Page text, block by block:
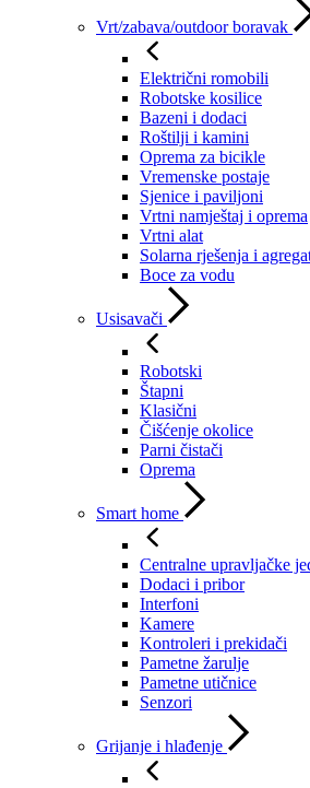
Vrt/zabava/outdoor boravak
Električni romobili
Robotske kosilice
Bazeni i dodaci
Roštilji i kamini
Oprema za bicikle
Vremenske postaje
Sjenice i paviljoni
Vrtni namještaj i oprema
Vrtni alat
Solarna rješenja i
Boce za vodu
Usisavači
Robotski
Štapni
Klasični
Čišćenje okolice
Parni čistači
Oprema
Smart home
Centralne upravljačke
Dodaci i pribor
Interfoni
Kamere
Kontroleri i prekidači
Pametne žarulje
Pametne utičnice
Senzori
Grijanje i hlađenje